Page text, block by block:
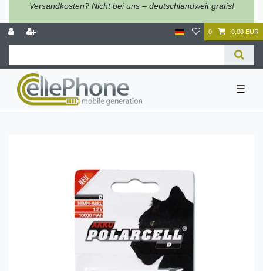
Versandkosten? Nicht bei uns – deutschlandweit gratis!
0 0,00 EUR
☰